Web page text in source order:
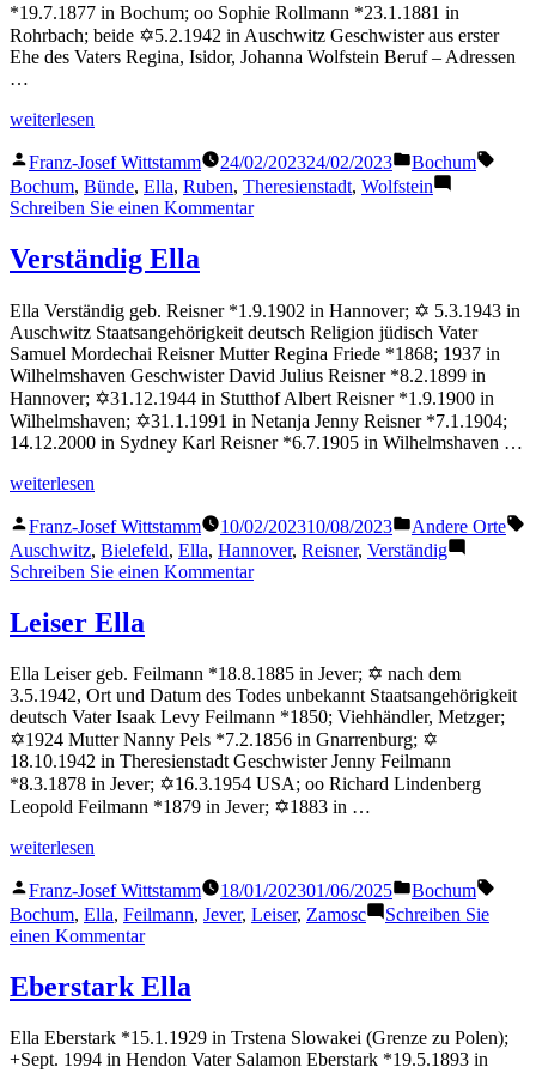
*19.7.1877 in Bochum; oo Sophie Rollmann *23.1.1881 in
Rohrbach; beide ✡5.2.1942 in Auschwitz Geschwister aus erster
Ehe des Vaters Regina, Isidor, Johanna Wolfstein Beruf – Adressen
…
„Ruben
weiterlesen
Veröffentlicht
von
Franz-Josef Wittstamm 24/02/202324/02/2023
Veröffentlicht
in
Bochum
Bochum, Bünde, Ella, Ruben, Theresienstadt, Wolfstein
Schreiben Sie einen Kommentarzu
Verständig Ella
Ella Verständig geb. Reisner *1.9.1902 in Hannover; ✡ 5.3.1943 in
Auschwitz Staatsangehörigkeit deutsch Religion jüdisch Vater
Samuel Mordechai Reisner Mutter Regina Friede *1868; 1937 in
Wilhelmshaven Geschwister David Julius Reisner *8.2.1899 in
Hannover; ✡31.12.1944 in Stutthof Albert Reisner *1.9.1900 in
Wilhelmshaven; ✡31.1.1991 in Netanja Jenny Reisner *7.1.1904;
14.12.2000 in Sydney Karl Reisner *6.7.1905 in Wilhelmshaven …
„Verständig
weiterlesen
Veröffentlicht
von
Franz-Josef Wittstamm 10/02/202310/08/2023
Veröffentlicht
in
Andere Orte
Auschwitz, Bielefeld, Ella, Hannover, Reisner, Verständig
Schreiben Sie einen Kommentarzu
Leiser Ella
Ella Leiser geb. Feilmann *18.8.1885 in Jever; ✡ nach dem
3.5.1942, Ort und Datum des Todes unbekannt Staatsangehörigkeit
deutsch Vater Isaak Levy Feilmann *1850; Viehhändler, Metzger;
✡1924 Mutter Nanny Pels *7.2.1856 in Gnarrenburg; ✡
18.10.1942 in Theresienstadt Geschwister Jenny Feilmann
*8.3.1878 in Jever; ✡16.3.1954 USA; oo Richard Lindenberg
Leopold Feilmann *1879 in Jever; ✡1883 in …
„Leiser
weiterlesen
Veröffentlicht
von
Franz-Josef Wittstamm 18/01/202301/06/2025
Veröffentlicht
in
Bochum
Bochum, Ella, Feilmann, Jever, Leiser, Zamosc
Schreiben Sie
einen Kommentarzu
Ella
Eberstark Ella
Ella Eberstark *15.1.1929 in Trstena Slowakei (Grenze zu Polen);
+Sept. 1994 in Hendon Vater Salamon Eberstark *19.5.1893 in